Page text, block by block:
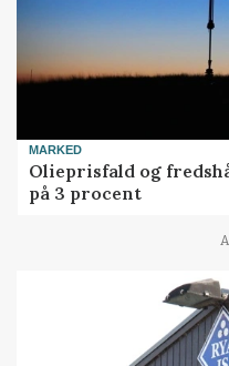
MARKED
Olieprisfald og
på 3 procent